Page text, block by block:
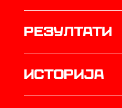
резултати
историја